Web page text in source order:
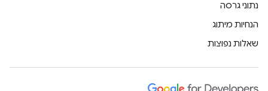
נתוני גרסה
הנחיות מיתוג
שאלות נפוצות